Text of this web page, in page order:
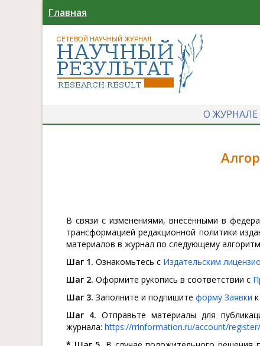
Главная
О ЖУРНАЛЕ
В связи с изменениями, внесёнными в
трансформацией редакционной политики
материалов в журнал по следующему
Шаг 1. Ознакомьтесь с Издательским
Шаг 2. Оформите рукопись в соответствии с
Шаг 3. Заполните и подпишите форму Заявки
Шаг 4. Отправьте материалы для
журнала: https://rrinformation.ru/account/register/